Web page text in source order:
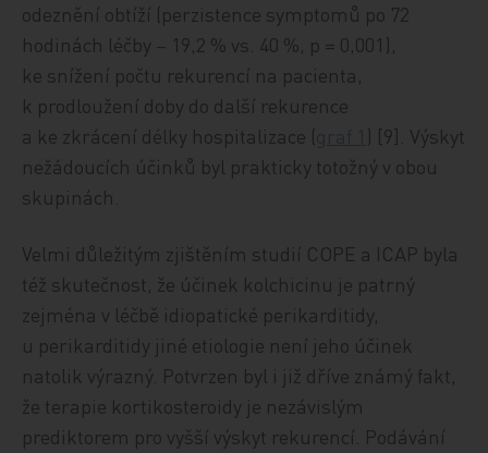
odeznění obtíží (perzistence symptomů po 72
hodinách léčby – 19,2 % vs. 40 %, p = 0,001),
ke snížení počtu rekurencí na pacienta,
k prodloužení doby do další rekurence
a ke zkrácení délky hospitalizace (
) [9]. Výskyt
nežádoucích účinků byl prakticky totožný v obou
skupinách.
Velmi důležitým zjištěním studií COPE a ICAP byla
též skutečnost, že účinek kolchicinu je patrný
zejména v léčbě idiopatické perikarditidy,
u perikarditidy jiné etiologie není jeho účinek
natolik výrazný. Potvrzen byl i již dříve známý fakt,
že terapie kortikosteroidy je nezávislým
prediktorem pro vyšší výskyt rekurencí. Podávání